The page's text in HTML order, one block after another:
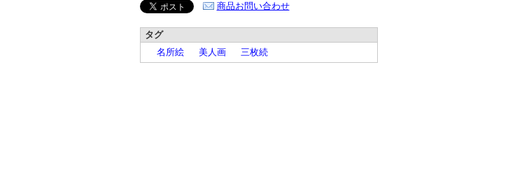
商品お問い合わせ
タグ
名所絵
美人画 三枚続